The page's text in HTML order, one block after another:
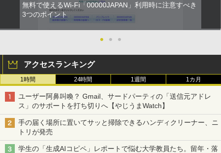
無料で使えるWi-Fi「00000JAPAN」利用時に注意すべき
3つのポイント
● ● ●
アクセスランキング
1時間 24時間 1週間 1カ月
ユーザー阿鼻叫喚？ Gmail、サードパーティの「送信元アドレ
ス」のサポートを打ち切りへ【やじうまWatch】
手の届く場所に置いてサッと掃除できるハンディクリーナー、ニ
トリが発売
学生の「生成AIコピペ」レポートで悩む大学教員たち。留年・落